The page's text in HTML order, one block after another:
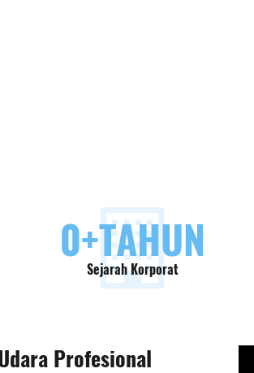
0+TAHUN
Sejarah Korporat
Profesional